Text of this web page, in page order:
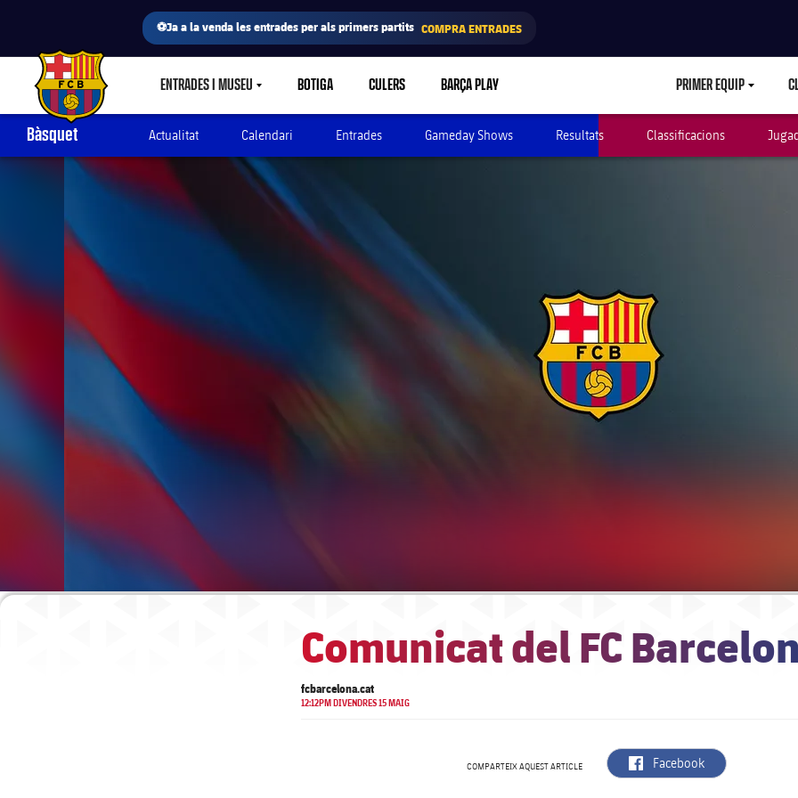
⚽Ja a la venda les entrades per als primers partits COMPRA ENTRADES
FC Barcelona club badge ENTRADES I MUSEULABEL.SHARE.CARETDOWN
BOTIGA CULERS BARÇA PLAY PRIMER EQUIP
Bàsquet Actualitat Calendari Entrades Gameday Shows Resultats Classificacions
Comunicat del FC
fcbarcelona.cat
12:12PM DIVENDRES 15 MAIG
COMPARTEIX AQUEST ARTICLE label.aria.facebook
Facebook